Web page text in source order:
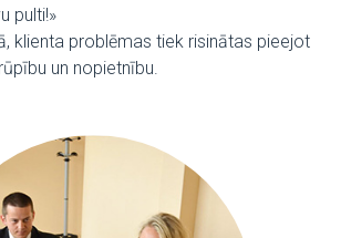
pulti!»
klienta problēmas tiek risinātas pieejot
un nopietnību.